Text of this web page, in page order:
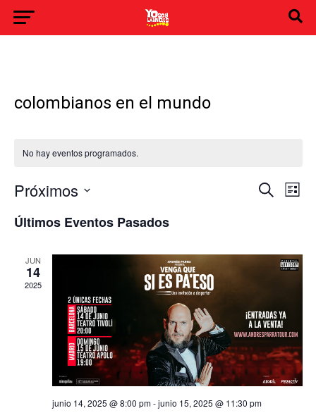
colombianos en el mundo
No hay eventos programados.
Navegación
de
Eventos
Buscar
de
Lista
Próximos
la
fecha.
Últimos Eventos Pasados
JUN
14
2025
junio 14, 2025 @ 8:00 pm-junio 15, 2025 @ 11:30 pm